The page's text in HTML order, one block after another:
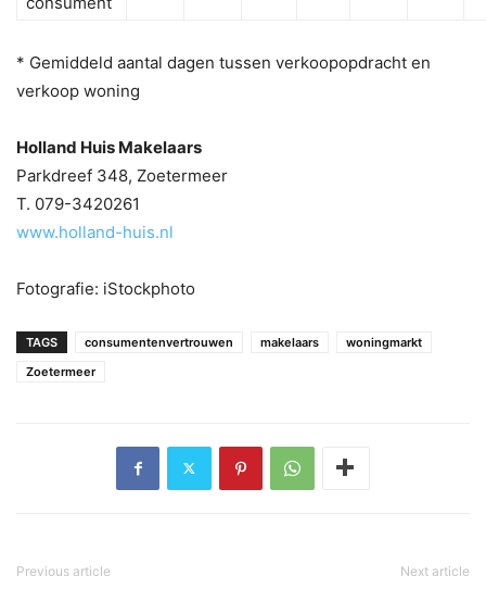
* Gemiddeld aantal dagen tussen verkoopopdracht en
verkoop woning
Holland Huis Makelaars
Parkdreef 348, Zoetermeer
T. 079-3420261
www.holland-huis.nl
Fotografie: iStockphoto
TAGS consumentenvertrouwen makelaars
woningmarkt
Zoetermeer
Previous article Next article